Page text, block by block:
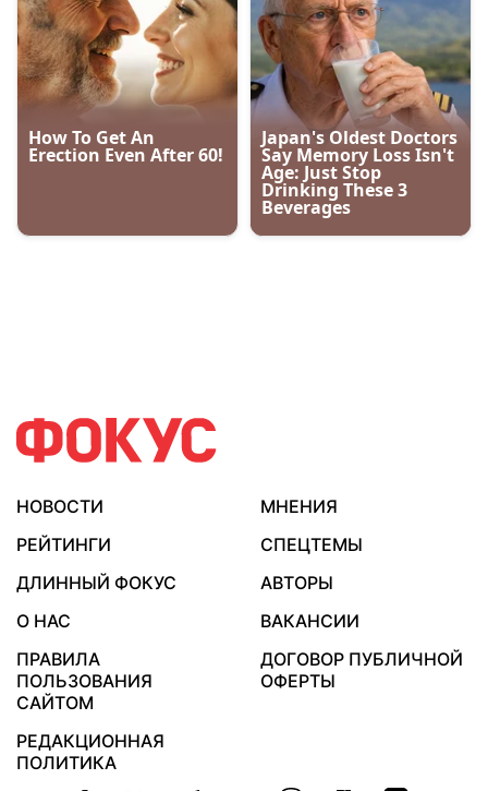
НОВОСТИ
МНЕНИЯ
РЕЙТИНГИ
СПЕЦТЕМЫ
ДЛИННЫЙ ФОКУС
АВТОРЫ
О НАС
ВАКАНСИИ
ПРАВИЛА
ПОЛЬЗОВАНИЯ
САЙТОМ
ДОГОВОР ПУБЛИЧНОЙ
ОФЕРТЫ
РЕДАКЦИОННАЯ
ПОЛИТИКА